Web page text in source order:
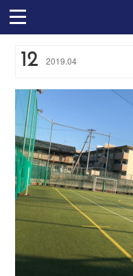
12 2019.04